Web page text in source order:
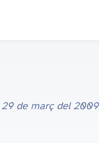
29 de març del 2009